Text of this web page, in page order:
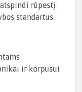
rūpestį
standartus.
ir korpusui